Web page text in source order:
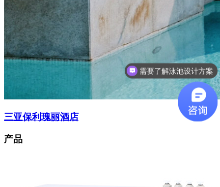
三亚保利瑰丽酒店
产品
需要了解泳池设计方案
想了解游泳池设备？